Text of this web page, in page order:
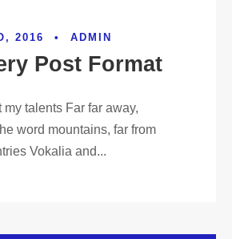
2016 • ADMIN
Post Format
my talents Far far away,
word mountains, far from
Vokalia and...